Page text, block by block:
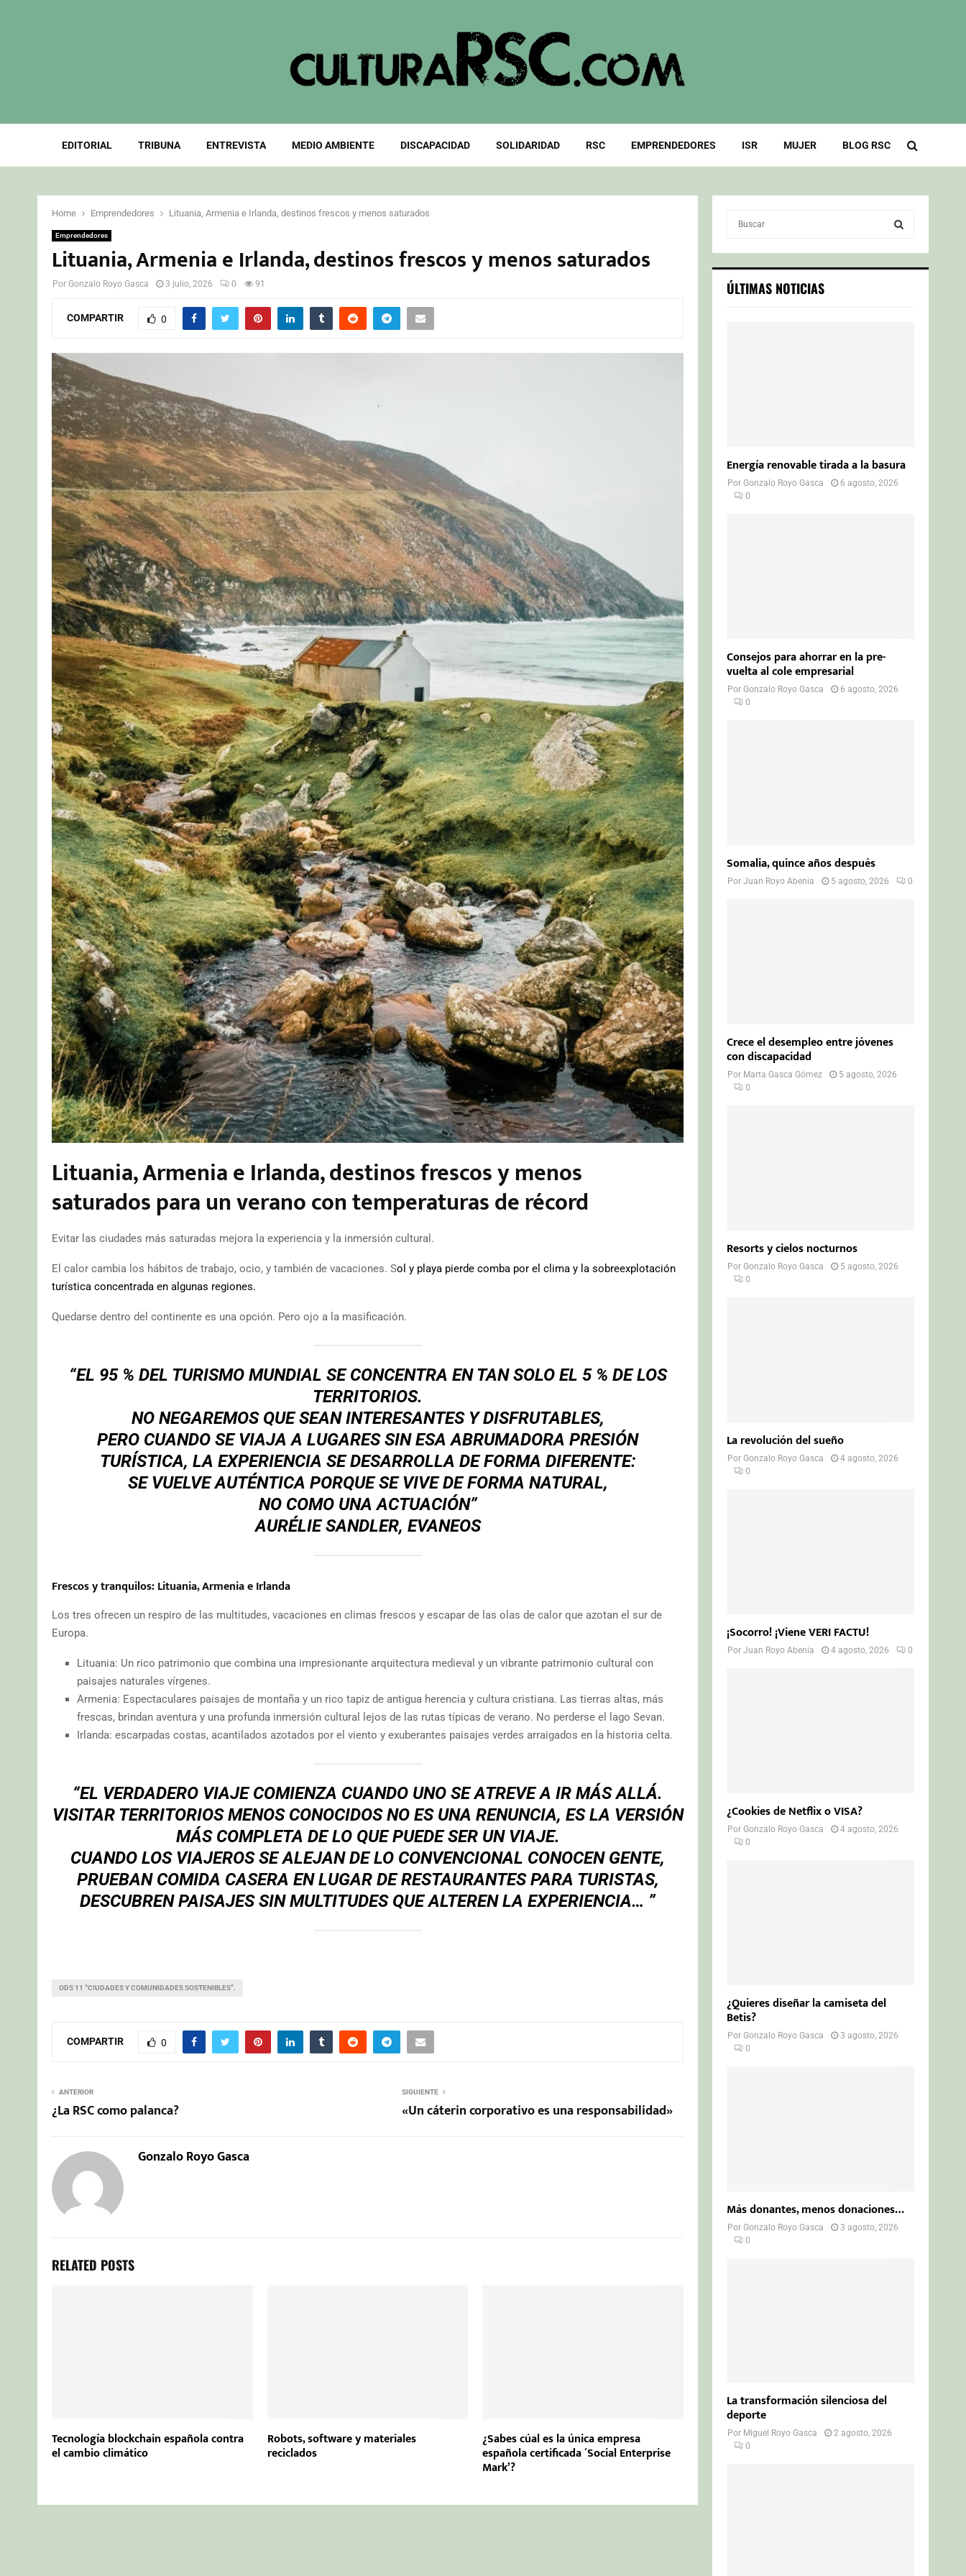
EDITORIAL TRIBUNA ENTREVISTA MEDIO AMBIENTE DISCAPACIDAD SOLIDARIDAD RSC EMPRENDEDORES ISR MUJER BLOG RSC
Home Emprendedores Lituania, Armenia e Irlanda, destinos frescos y menos saturados
Emprendedores
Lituania, Armenia e Irlanda, destinos frescos y menos saturados
Por Gonzalo Royo Gasca 3 julio, 2026 0 91
COMPARTIR 0
Lituania, Armenia e Irlanda, destinos frescos y menos
saturados para un verano con temperaturas de récord
Evitar las ciudades más saturadas mejora la experiencia y la inmersión cultural.
El calor cambia los hábitos de trabajo, ocio, y también de vacaciones. Sol y playa pierde comba por el clima y la sobreexplotación
turística concentrada en algunas regiones.
Quedarse dentro del continente es una opción. Pero ojo a la masificación.
“EL 95 % DEL TURISMO MUNDIAL SE CONCENTRA EN TAN SOLO EL 5 % DE LOS
TERRITORIOS.
NO NEGAREMOS QUE SEAN INTERESANTES Y DISFRUTABLES,
PERO CUANDO SE VIAJA A LUGARES SIN ESA ABRUMADORA PRESIÓN
TURÍSTICA, LA EXPERIENCIA SE DESARROLLA DE FORMA DIFERENTE:
SE VUELVE AUTÉNTICA PORQUE SE VIVE DE FORMA NATURAL,
NO COMO UNA ACTUACIÓN”
AURÉLIE SANDLER, EVANEOS
Frescos y tranquilos: Lituania, Armenia e Irlanda
Los tres ofrecen un respiro de las multitudes, vacaciones en climas frescos y escapar de las olas de calor que azotan el sur de
Europa.
Lituania: Un rico patrimonio que combina una impresionante arquitectura medieval y un vibrante patrimonio cultural con
paisajes naturales vírgenes.
Armenia: Espectaculares paisajes de montaña y un rico tapiz de antigua herencia y cultura cristiana. Las tierras altas, más
frescas, brindan aventura y una profunda inmersión cultural lejos de las rutas típicas de verano. No perderse el lago Sevan.
Irlanda: escarpadas costas, acantilados azotados por el viento y exuberantes paisajes verdes arraigados en la historia celta.
“EL VERDADERO VIAJE COMIENZA CUANDO UNO SE ATREVE A IR MÁS ALLÁ.
VISITAR TERRITORIOS MENOS CONOCIDOS NO ES UNA RENUNCIA, ES LA VERSIÓN
MÁS COMPLETA DE LO QUE PUEDE SER UN VIAJE.
CUANDO LOS VIAJEROS SE ALEJAN DE LO CONVENCIONAL CONOCEN GENTE,
PRUEBAN COMIDA CASERA EN LUGAR DE RESTAURANTES PARA TURISTAS,
DESCUBREN PAISAJES SIN MULTITUDES QUE ALTEREN LA EXPERIENCIA… ”
ODS 11 “CIUDADES Y COMUNIDADES SOSTENIBLES”.
COMPARTIR 0
ANTERIOR
¿La RSC como palanca?
SIGUIENTE
«Un cáterin corporativo es una responsabilidad»
Gonzalo Royo Gasca
RELATED POSTS
Tecnología blockchain española contra
el cambio climático
Robots, software y materiales
reciclados
¿Sabes cúal es la única empresa
española certificada ´Social Enterprise
Mark’?
c
h
S
ÚLTIMAS NOTICIAS
Energía renovable tirada a la basura
PorGonzalo Royo Gasca
6 agosto, 2026
0
Consejos para ahorrar en la pre-
vuelta al cole empresarial
PorGonzalo Royo Gasca
6 agosto, 2026
0
Somalia, quince años después
PorJuan Royo Abenia 5 agosto, 2026 0
Crece el desempleo entre jóvenes
con discapacidad
Por Marta Gasca Gómez
5 agosto, 2026
0
Resorts y cielos nocturnos
PorGonzalo Royo Gasca
5 agosto, 2026
0
La revolución del sueño
PorGonzalo Royo Gasca
4 agosto, 2026
0
¡Socorro! ¡Viene VERI FACTU!
PorJuan Royo Abenia 4 agosto, 2026 0
¿Cookies de Netflix o VISA?
PorGonzalo Royo Gasca
4 agosto, 2026
0
¿Quieres diseñar la camiseta del
Betis?
PorGonzalo Royo Gasca
3 agosto, 2026
0
Más donantes, menos donaciones…
PorGonzalo Royo Gasca
3 agosto, 2026
0
La transformación silenciosa del
deporte
Por Miguel Royo Gasca
2 agosto, 2026
0